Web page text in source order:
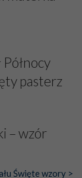
zbiorowe –
otrzymał w
potrzebował.
ze
przez
niosąca
strumień
pasterz
– wzór
Święte wzory >